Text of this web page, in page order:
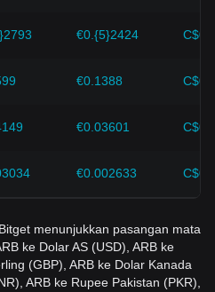
mereka di pasar yang terus
€0.{5}2424
€0.1388
€0.03601
€0.002633
menunjukkan pasangan mata
ke Dolar AS (USD), ARB ke
(GBP), ARB ke Dolar Kanada
ARB ke Rupee Pakistan (PKR),